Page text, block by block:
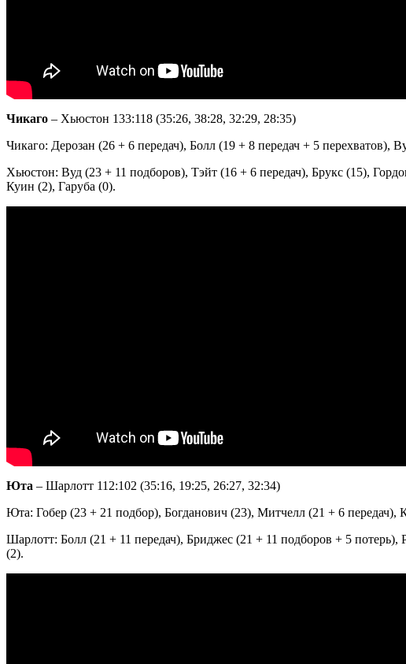
Чикаго – Хьюстон 133:118 (35:26, 38:28, 32:29, 28:35)
Чикаго: Дерозан (26 + 6 передач), Болл (19 + 8 передач + 5
Хьюстон: Вуд (23 + 11 подборов), Тэйт (16 + 6 передач), Брукс (15),
Куин (2), Гаруба (0).
Юта – Шарлотт 112:102 (35:16, 19:25, 26:27, 32:34)
Юта: Гобер (23 + 21 подбор), Богданович (23), Митчелл (21 + 6
Шарлотт: Болл (21 + 11 передач), Бриджес (21 + 11 подборов + 5
(2).